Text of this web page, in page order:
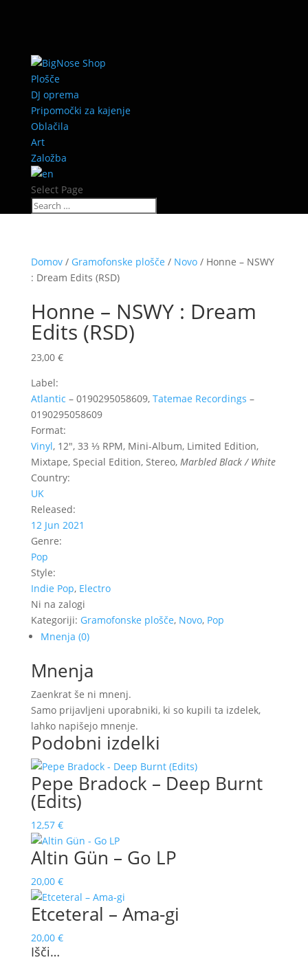
Plošče
DJ oprema
Pripomočki za kajenje
Oblačila
Art
Založba
Select Page
Domov/ Gramofonske plošče / Novo/ Honne ‎– NSWY
: Dream Edits (RSD)
Honne ‎– NSWY : Dream
Edits (RSD)
23,00 €
Label:
Atlantic ‎– 0190295058609, Tatemae Recordings ‎–
0190295058609
Format:
Vinyl, 12″, 33 ⅓ RPM, Mini-Album, Limited Edition,
Mixtape, Special Edition, Stereo, Marbled Black / White
Country:
UK
Released:
12 Jun 2021
Genre:
Pop
Style:
Indie Pop, Electro
Ni na zalogi
Kategoriji: Gramofonske plošče, Novo, Pop
Mnenja (0)
Mnenja
Zaenkrat še ni mnenj.
Samo prijavljeni uporabniki, ki so kupili ta izdelek,
lahko napišejo mnenje.
Podobni izdelki
Pepe Bradock – Deep Burnt
(Edits)
12,57 €
Altin Gün – Go LP
20,00 €
Etceteral ‎– Ama-gi
20,00 €
Išči…